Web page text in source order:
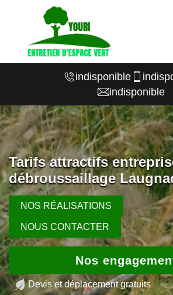
indisponible
indisponible
Tarifs attractifs
débroussaillage
NOS RÉALISATIONS
NOUS CONTACTER
Nos
Devis et déplacement gratuits